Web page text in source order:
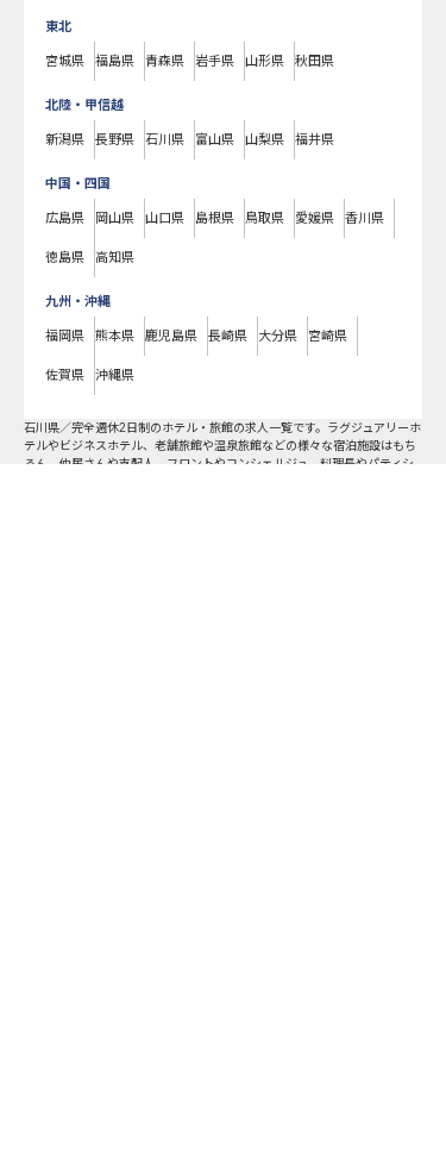
東北
宮城県 福島県 青森県 岩手県 山形県 秋田県
北陸・甲信越
新潟県 長野県 石川県 富山県 山梨県 福井県
中国・四国
広島県 岡山県 山口県 島根県 鳥取県 愛媛県 香川県
徳島県 高知県
九州・沖縄
福岡県 熊本県 鹿児島県 長崎県 大分県 宮崎県
佐賀県 沖縄県
石川県／完全週休2日制 のホテル・旅館の求人一覧です。ラグジュアリーホ
テルやビジネスホテル、老舗旅館や温泉旅館などの様々な宿泊施設はもち
ろん、仲居さんや支配人、フロントやコンシェルジュ、料理長やパティシ